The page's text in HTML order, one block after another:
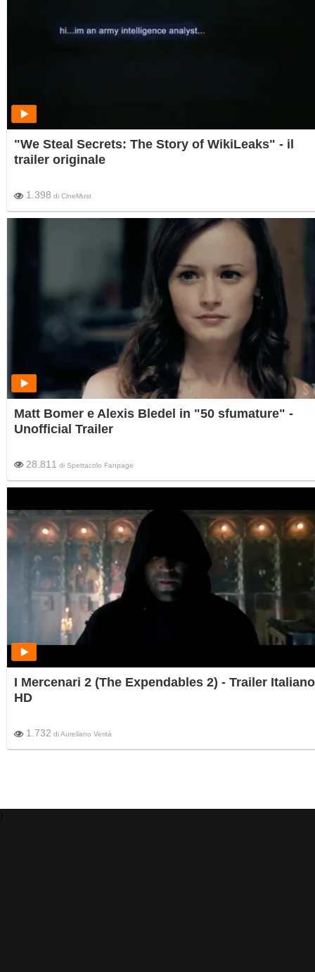
"We Steal Secrets: The Story of WikiLeaks" - il
trailer originale
1.398 di CineMust
Matt Bomer e Alexis Bledel in "50 sfumature" -
Unofficial Trailer
28.811 di Spettacolo Fanpage
I Mercenari 2 (The Expendables 2) - Trailer Italiano
HD
1.732 diAureliano Verità